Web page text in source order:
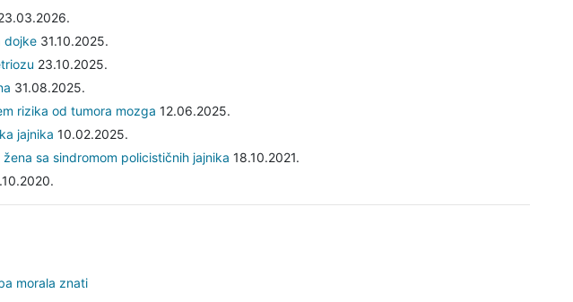
dojke31.10.2025.
23.10.2025.
31.08.2025.
rizika od tumora mozga 12.06.2025.
jajnika 10.02.2025.
sa sindromom policističnih jajnika 18.10.2021.
morala znati